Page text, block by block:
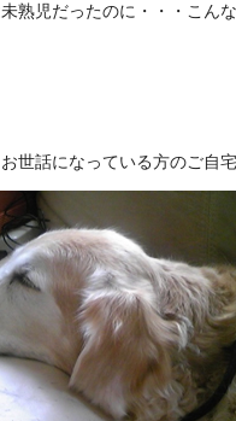
熟児だったのに・・・こん
世話になっている方のご自